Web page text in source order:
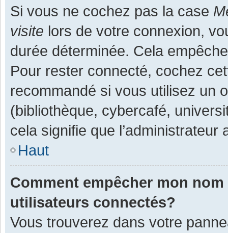
Si vous ne cochez pas la case
visite lors de votre connexion,
durée déterminée. Cela
Pour rester connecté, cochez
recommandé si vous utilisez un
(bibliothèque, cybercafé,
cela signifie que
Haut
Comment empêcher mon
utilisateurs connectés?
Vous trouverez dans votre